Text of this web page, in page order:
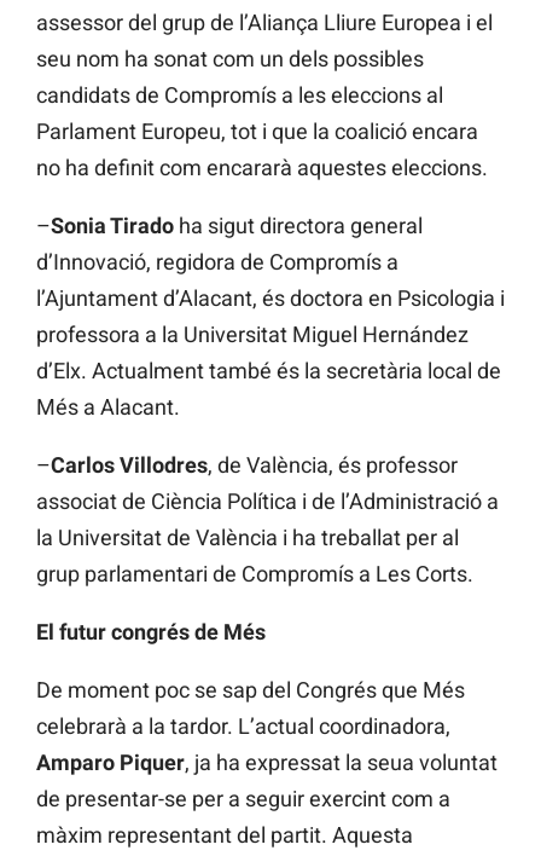
assessor del grup de l’Aliança Lliure Europea i el
seu nom ha sonat com un dels possibles
candidats de Compromís a les eleccions al
Parlament Europeu, tot i que la coalició encara
no ha definit com encararà aquestes eleccions.
–Sonia Tirado ha sigut directora general
d’Innovació, regidora de Compromís a
l’Ajuntament d’Alacant, és doctora en Psicologia i
professora a la Universitat Miguel Hernández
d’Elx. Actualment també és la secretària local de
Més a Alacant.
–Carlos Villodres, de València, és professor
associat de Ciència Política i de l’Administració a
la Universitat de València i ha treballat per al
grup parlamentari de Compromís a Les Corts.
El futur congrés de Més
De moment poc se sap del Congrés que Més
celebrarà a la tardor. L’actual coordinadora,
Amparo Piquer, ja ha expressat la seua voluntat
de presentar-se per a seguir exercint com a
màxim representant del partit. Aquesta